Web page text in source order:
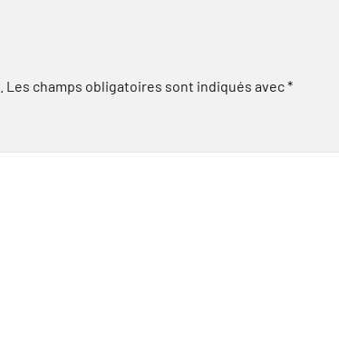
Les champs obligatoires sont indiqués avec*